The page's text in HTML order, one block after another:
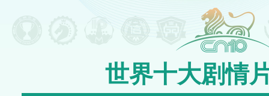
世界十大剧情